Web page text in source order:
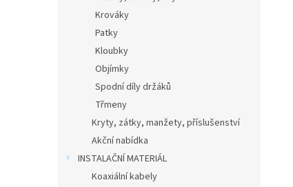
Krováky
Patky
Kloubky
Objímky
Spodní díly držáků
Třmeny
Kryty, zátky, manžety, příslušenství
Akční nabídka
INSTALAČNÍ MATERIÁL
Koaxiální kabely